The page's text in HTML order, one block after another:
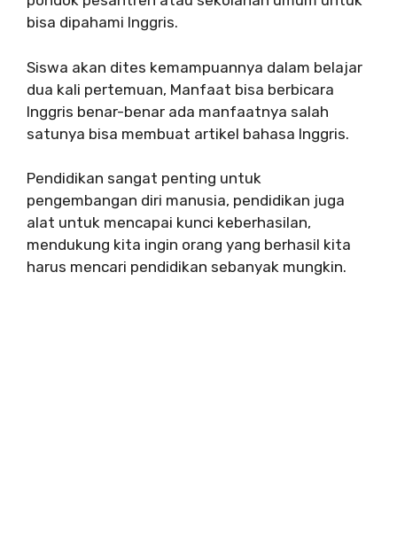
bisa dipahami Inggris.
Siswa akan dites kemampuannya dalam belajar
dua kali pertemuan, Manfaat bisa berbicara
Inggris benar-benar ada manfaatnya salah
satunya bisa membuat artikel bahasa Inggris.
Pendidikan sangat penting untuk
pengembangan diri manusia, pendidikan juga
alat untuk mencapai kunci keberhasilan,
mendukung kita ingin orang yang berhasil kita
harus mencari pendidikan sebanyak mungkin.